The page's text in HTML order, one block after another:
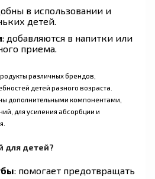
в использовании и
детей.
: добавляются в напитки или
приема.
различных брендов,
детей разного возраста.
дополнительными компонентами,
для усиления абсорбции и
для детей?
: помогает предотвращать